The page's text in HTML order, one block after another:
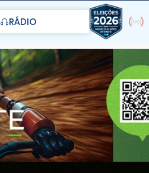
RÁDIO